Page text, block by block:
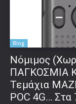
Blog
Νόμιμος
ΠΑΓΚΟΣΜΙΑ
Τεμάχια
POC 4G…